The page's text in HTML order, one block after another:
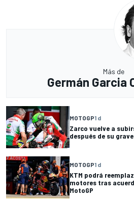
Más de
Germán Garcia
MOTOGP1 d
Zarco vuelve a
después de su
MOTOGP1 d
KTM podrá
motores tras
MotoGP